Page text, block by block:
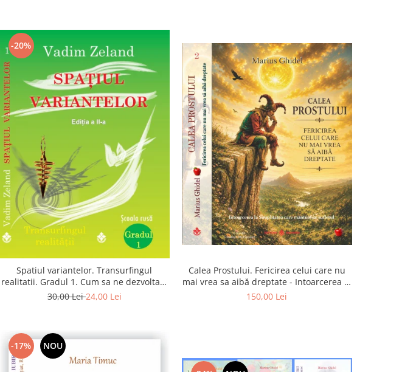
-20%
Spatiul variantelor. Transurfingul
realitatii. Gradul 1. Cum sa ne dezvoltam
intuitia si sa ne alegem soarta
30,00 Lei24,00 Lei
Calea Prostului. Fericirea celui care nu
mai vrea sa aibă dreptate - Intoarcerea la
Simplitatea care mantuieste sufletul
150,00 Lei
-17% NOU